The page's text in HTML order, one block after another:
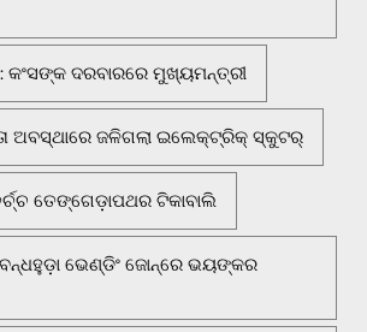
କଂସଙ୍କ ଦରବାରରେ ମୁଖ୍ୟମନ୍ତ୍ରୀ
ଅବସ୍ଥାରେ ଜଳିଗଲା ଇଲେକ୍ଟ୍ରିକ୍ ସ୍କୁଟର୍
ତେଙ୍ଗେଡ଼ାପଥର ଟିକାବାଲି
ଭେଣ୍ଡିଂ ଜୋନ୍‌ରେ ଭୟଙ୍କର